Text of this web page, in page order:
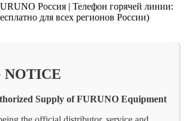
Россия | Телефон горячей линии:
для всех регионов России)
NOTICE
Supply of FURUNO Equipment